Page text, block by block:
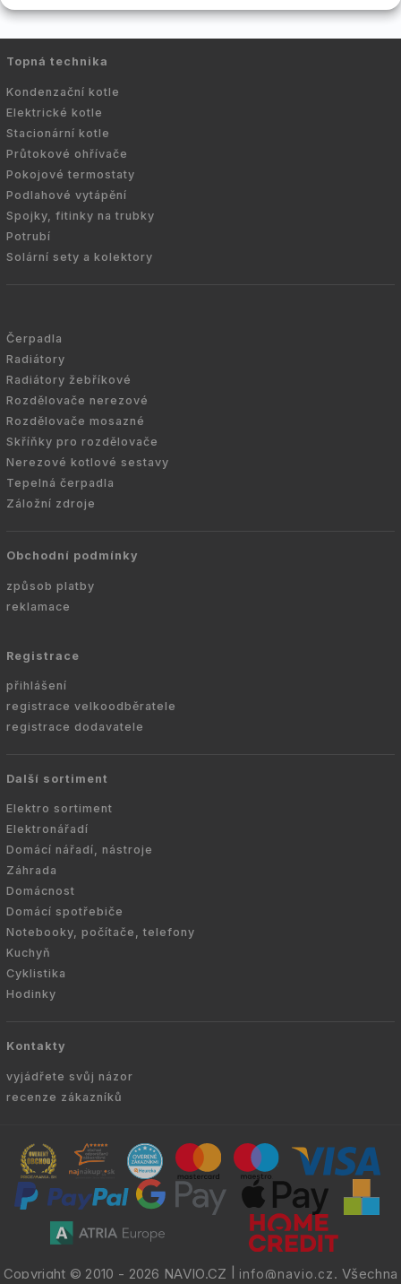
Topná technika
Kondenzační kotle
Elektrické kotle
Stacionární kotle
Průtokové ohřívače
Pokojové termostaty
Podlahové vytápění
Spojky, fitinky na trubky
Potrubí
Solární sety a kolektory
Čerpadla
Radiátory
Radiátory žebříkové
Rozdělovače nerezové
Rozdělovače mosazné
Skříňky pro rozdělovače
Nerezové kotlové sestavy
Tepelná čerpadla
Záložní zdroje
Obchodní podmínky
způsob platby
reklamace
Registrace
přihlášení
registrace velkoodběratele
registrace dodavatele
Další sortiment
Elektro sortiment
Elektronářadí
Domácí nářadí, nástroje
Záhrada
Domácnost
Domácí spotřebiče
Notebooky, počítače, telefony
Kuchyň
Cyklistika
Hodinky
Kontakty
vyjádřete svůj názor
recenze zákazníků
Copyright © 2010 - 2026 NAVIO.CZ info@navio.cz. Všechna